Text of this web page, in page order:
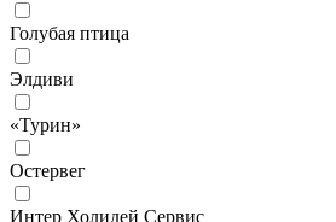
Голубая птица
Элдиви
«Турин»
Остервег
Интер Холидей Сервис